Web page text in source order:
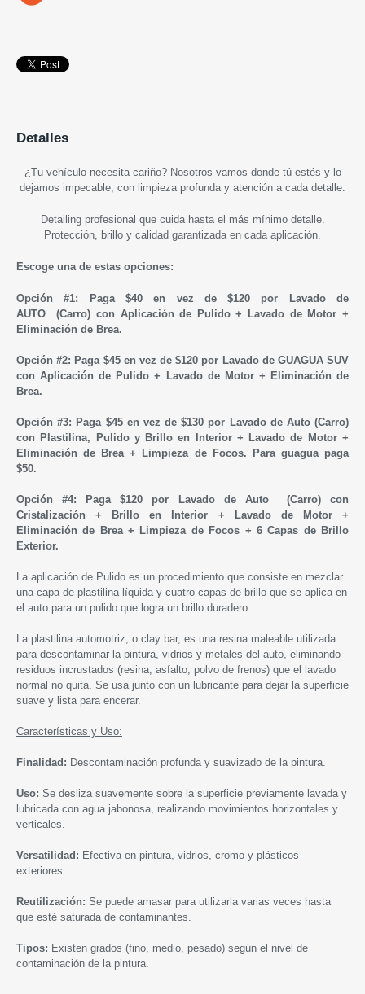
Detalles
¿Tu vehículo necesita cariño? Nosotros vamos donde tú estés y lo
dejamos impecable, con limpieza profunda y atención a cada detalle.
Detailing profesional que cuida hasta el más mínimo detalle.
Protección, brillo y calidad garantizada en cada aplicación.
Escoge una de estas opciones:
Opción #1: Paga $40en vez de $120 por Lavado de
AUTO
(Carro) con Aplicación de Pulido+ Lavado de Motor +
Eliminación de Brea.
Opción #2: Paga $45 en vez de $120 por Lavado de GUAGUA SUV
con Aplicación de Pulido + Lavado de Motor + Eliminación de
Brea.
Opción #3: Paga $45 en vez de $130 por Lavado de Auto (Carro)
con Plastilina, Pulido y Brillo en Interior + Lavado de Motor +
Eliminación de Brea + Limpieza de Focos. Para guagua paga
$50.
Opción #4: Paga $120 por Lavado de Auto (Carro)con
Cristalización +
Brillo en Interior + Lavado de Motor +
Eliminación de Brea + Limpieza de Focos + 6 Capas de Brillo
Exterior.
La aplicación de Pulido es un procedimiento que consiste en mezclar
una capa de plastilina líquida y cuatro capas de brillo que se aplica en
el auto para un pulido que logra un brillo duradero.
La plastilina automotriz, o clay bar, es una resina maleable utilizada
para descontaminar la pintura, vidrios y metales del auto, eliminando
residuos incrustados (resina, asfalto, polvo de frenos) que el lavado
normal no quita. Se usa junto con un lubricante para dejar la superficie
suave y lista para encerar.
Características y Uso:
Finalidad: Descontaminación profunda y suavizado de la pintura.
Uso: Se desliza suavemente sobre la superficie previamente lavada y
lubricada con agua jabonosa, realizando movimientos horizontales y
verticales.
Versatilidad: Efectiva en pintura, vidrios, cromo y plásticos
exteriores.
Reutilización: Se puede amasar para utilizarla varias veces hasta
que esté saturada de contaminantes.
Tipos: Existen grados (fino, medio, pesado) según el nivel de
contaminación de la pintura.